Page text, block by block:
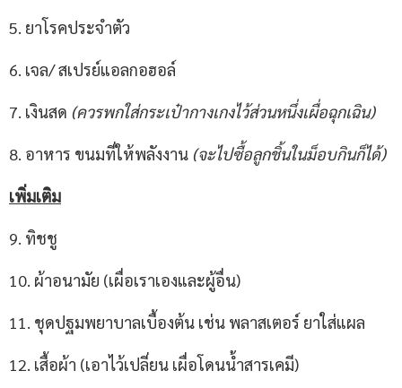
5. ยาโรคประจำตัว
6. เจล/ สเปรย์แอลกอฮอล์
7. เงินสด (ควรพกใส่กระเป๋ากางเกงไว้ส่วนหนึ่งเผื่อฉุกเฉิน)
8. อาหาร ขนมที่ให้พลังงาน (จะไปซื้อลูกชิ้นในม็อบกินก็ได้)
เพิ่มเติม
9. ทิชชู
10. ผ้าอนามัย (เผื่อเราเองและผู้อื่น)
11. ชุดปฐมพยาบาลเบื้องต้น เช่น พลาสเตอร์ ยาใส่แผล
12. เสื้อผ้า (เอาไว้เปลี่ยน เผื่อโดนน้ำสารเคมี)